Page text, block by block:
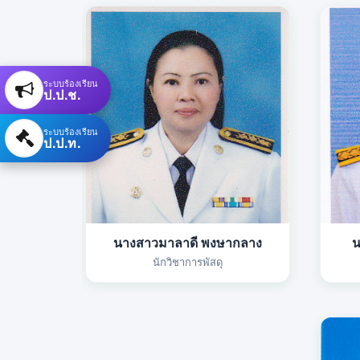
นางสาวมาลาดี พงษากลาง
นักวิชาการพัสดุ
ระบบร้องเรียน
ป.ป.ช.
ระบบร้องเรียน
ป.ป.ท.